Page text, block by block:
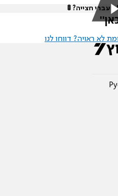
חצייה? 🚦
לא ראויה? דווחו לנו